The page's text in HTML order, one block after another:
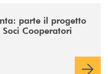
parte il progetto
Cooperatori